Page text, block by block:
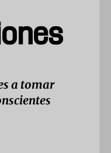
a tomar